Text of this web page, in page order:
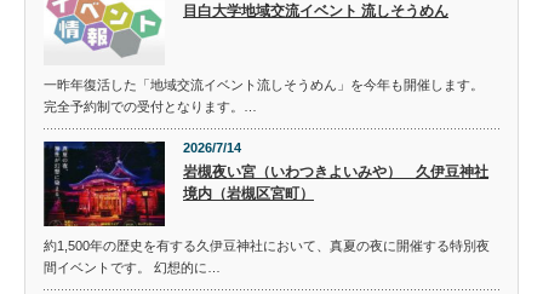
目白大学地域交流イベント 流しそうめん
一昨年復活した「地域交流イベント流しそうめん」を今年も開催します。
完全予約制での受付となります。…
2026/7/14
岩槻夜い宮（いわつきよいみや） 久伊豆神社
境内（岩槻区宮町）
約1,500年の歴史を有する久伊豆神社において、真夏の夜に開催する特別夜
間イベントです。 幻想的に…